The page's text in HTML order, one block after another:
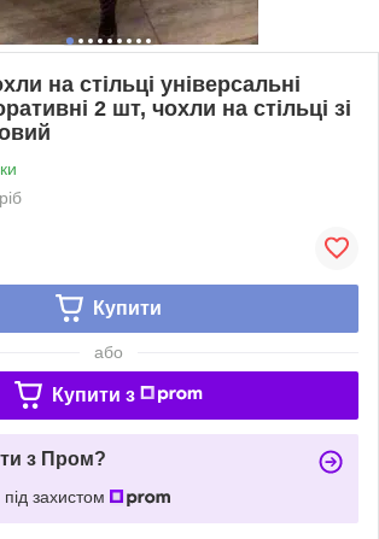
на стільці універсальні
2 шт, чохли на стільці зі
Купити
або
Купити з
з Пром?
захистом